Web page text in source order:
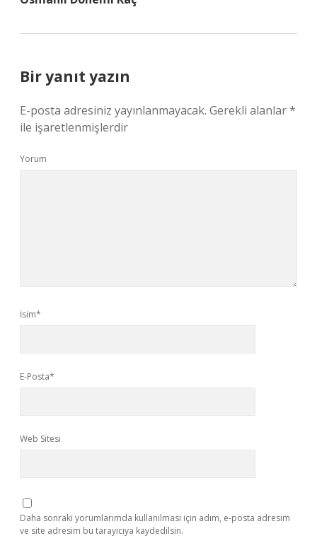
Bir yanıt yazın
E-posta adresiniz yayınlanmayacak. Gerekli alanlar*
ile işaretlenmişlerdir
Yorum
İsim*
E-Posta*
Web Sitesi
Daha sonraki yorumlarımda kullanılması için adım, e-posta adresim
ve site adresim bu tarayıcıya kaydedilsin.